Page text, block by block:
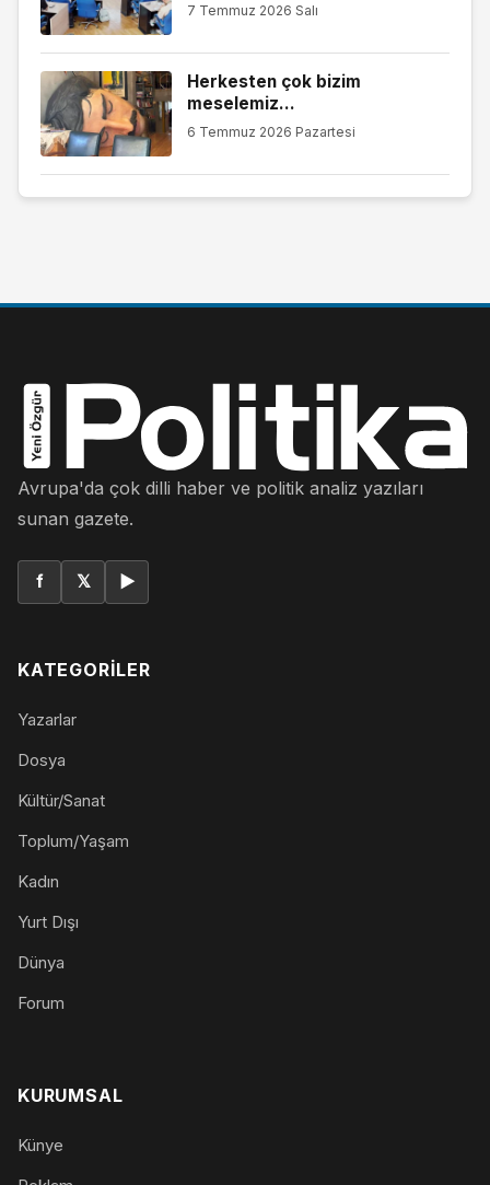
7 Temmuz 2026 Salı
Herkesten çok bizim
meselemiz…
6 Temmuz 2026 Pazartesi
Avrupa'da çok dilli haber ve politik analiz yazıları
sunan gazete.
f 𝕏 ▶
KATEGORILER
Yazarlar
Dosya
Kültür/Sanat
Toplum/Yaşam
Kadın
Yurt Dışı
Dünya
Forum
KURUMSAL
Künye